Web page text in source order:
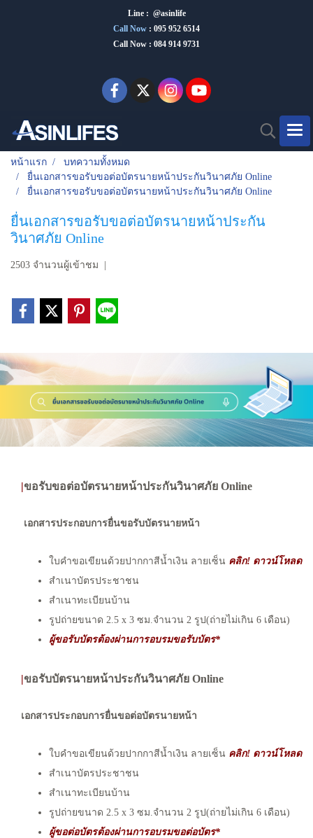
Line : @asinlife
Call Now : 095 952 6514
Call Now : 084 914 9731
หน้าแรก
บทความทั้งหมด
ยื่นเอกสารขอรับขอต่อบัตรนายหน้าประกันวินาศภัย Online
ยื่นเอกสารขอรับขอต่อบัตรนายหน้าประกันวินาศภัย Online
ยื่นเอกสารขอรับขอต่อบัตรนายหน้าประกัน
วินาศภัย Online
2503 จำนวนผู้เข้าชม
|ขอรับขอต่อบัตรนายหน้าประกันวินาศภัย Online
เอกสารประกอบการยื่นขอรับบัตรนายหน้า
ใบคำขอเขียนด้วยปากกาสีน้ำเงิน ลายเซ็น คลิก! ดาวน์โหลด
สำเนาบัตรประชาชน
สำเนาทะเบียนบ้าน
รูปถ่ายขนาด 2.5 x 3 ซม.จำนวน 2 รูป(ถ่ายไม่เกิน 6 เดือน)
ผู้ขอรับบัตรต้องผ่านการอบรมขอรับบัตร*
|ขอรับบัตรนายหน้าประกันวินาศภัย Online
เอกสารประกอบการยื่นขอต่อบัตรนายหน้า
ใบคำขอเขียนด้วยปากกาสีน้ำเงิน ลายเซ็น คลิก! ดาวน์โหลด
สำเนาบัตรประชาชน
สำเนาทะเบียนบ้าน
รูปถ่ายขนาด 2.5 x 3 ซม.จำนวน 2 รูป(ถ่ายไม่เกิน 6 เดือน)
ผู้ขอต่อบัตรต้องผ่านการอบรมขอต่อบัตร*